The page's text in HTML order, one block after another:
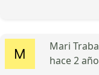
Mari
hace 2